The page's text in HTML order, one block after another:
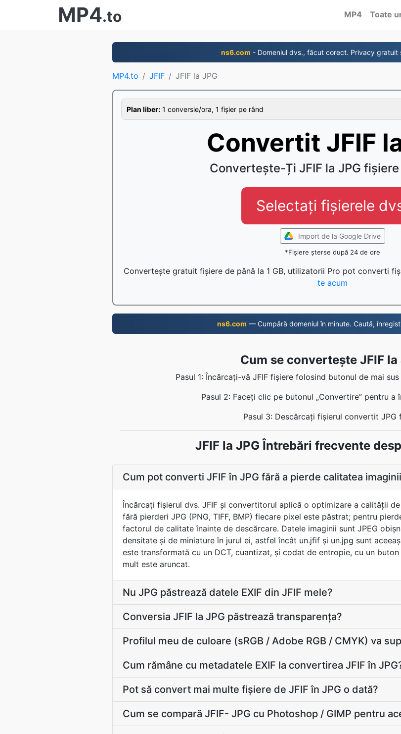
MP4.to MP4 Toate
ns6.com - Domeniul dvs., făcut corect. Privacy gratuit
MP4.to JFIF JFIF la JPG
Plan liber: 1 conversie/ora, 1 fișier pe rând
Convertit JFIF
Convertește-Ți JFIF la JPG
Selectați fișierele
Import de la Google Drive
*Fișiere șterse după 24 de ore
Convertește gratuit fișiere de până la 1 GB, utilizatorii Pro pot converti
te acum
ns6.com — Cumpără domeniul în minute. Caută,
Cum se convertește JFIF la
Pasul 1: Încărcați-vă JFIF fișiere folosind butonul de mai
Pasul 2: Faceți clic pe butonul „Convertire” pentru a
Pasul 3: Descărcați fișierul convertit JPG
JFIF la JPG Întrebări frecvente
Cum pot converti JFIF în JPG fără a pierde calitatea
Încărcaţi fișierul dvs. JFIF şi convertitorul aplică o optimizare a calităţii
fără pierderi JPG (PNG, TIFF, BMP) fiecare pixel este păstrat; pentru
factorul de calitate înainte de descărcare. Datele imaginii sunt JPEG
densitate și de miniature în jurul ei, astfel încât un.jfif și un.jpg sunt
este transformată cu un DCT, cuantizat, și codat de entropie, cu un
mult este aruncat.
Nu JPG păstrează datele EXIF din JFIF mele?
Conversia JFIF la JPG păstrează transparența?
Profilul meu de culoare (sRGB / Adobe RGB / CMYK) va
Cum rămâne cu metadatele EXIF la convertirea JFIF în
Pot să convert mai multe fișiere de JFIF în JPG o dată?
Cum se compară JFIF- JPG cu Photoshop / GIMP pentru